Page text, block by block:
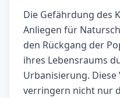
Die Gefährdung des
Anliegen für
den Rückgang der
ihres Lebensraums
Urbanisierung.
verringern nicht nur